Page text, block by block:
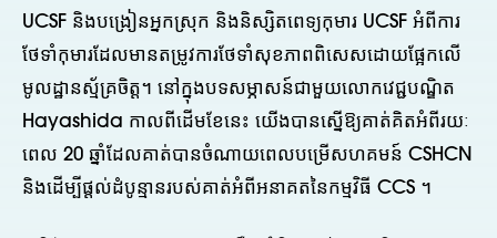
UCSF និងបង្រៀនអ្នកស្រុក និងនិស្សិតពេទ្យកុមារ UCSF អំពីការ
ថែទាំកុមារដែលមានតម្រូវការថែទាំសុខភាពពិសេសដោយផ្អែកលើ
មូលដ្ឋានស្ម័គ្រចិត្ត។ នៅក្នុងបទសម្ភាសន៍ជាមួយលោកវេជ្ជបណ្ឌិត
Hayashida កាលពីដើមខែនេះ យើងបានស្នើឱ្យគាត់គិតអំពីរយៈ
ពេល 20 ឆ្នាំដែលគាត់បានចំណាយពេលបម្រើសហគមន៍ CSHCN
និងដើម្បីផ្តល់ដំបូន្មានរបស់គាត់អំពីអនាគតនៃកម្មវិធី CCS ។